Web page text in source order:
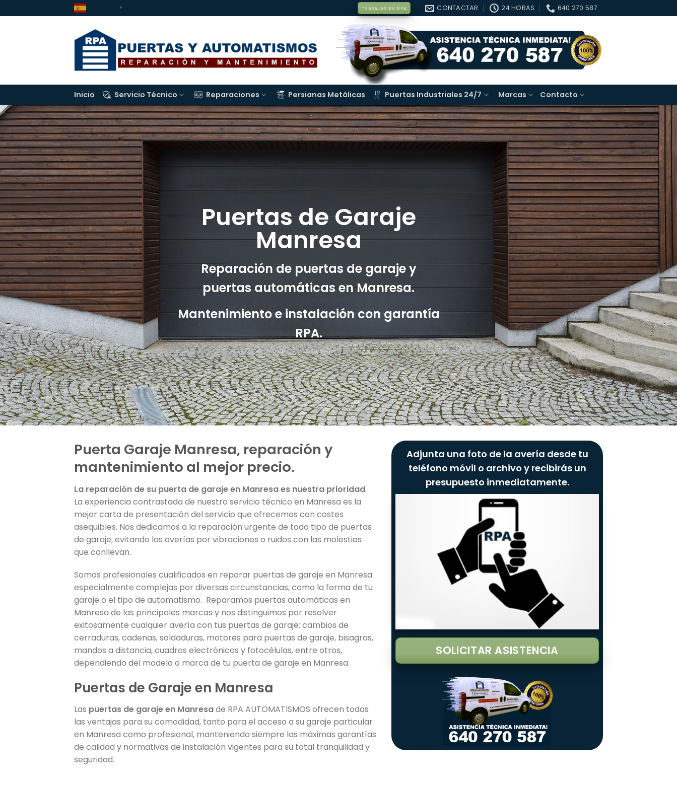
al
▼ TRABAJAR EN RPA CONTACTAR 24 HORAS 640 270 587
Inicio Servicio Técnico Reparaciones Persianas Metálicas Puertas Industriales 24/7 Marcas Contacto
Puertas de Garaje
Manresa
Reparación de puertas de garaje y
puertas automáticas en Manresa.
Mantenimiento e instalación con garantía
RPA.
Puerta Garaje Manresa, reparación y
mantenimiento al mejor precio.
La reparación de su puerta de garaje en Manresa es nuestra prioridad.
La experiencia contrastada de nuestro servicio técnico en Manresa es la
mejor carta de presentación del servicio que ofrecemos con costes
asequibles. Nos dedicamos a la reparación urgente de todo tipo de puertas
de garaje, evitando las averías por vibraciones o ruidos con las molestias
que conllevan.
Somos profesionales cualificados en reparar puertas de garaje en Manresa
especialmente complejas por diversas circunstancias, como la forma de tu
garaje o el tipo de automatismo. Reparamos puertas automáticas en
Manresa de las principales marcas y nos distinguimos por resolver
exitosamente cualquier avería con tus puertas de garaje: cambios de
cerraduras, cadenas, soldaduras, motores para puertas de garaje, bisagras,
mandos a distancia, cuadros electrónicos y fotocélulas, entre otros,
dependiendo del modelo o marca de tu puerta de garaje en Manresa.
Puertas de Garaje en Manresa
Las puertas de garaje en Manresade RPA AUTOMATISMOS ofrecen todas
las ventajas para su comodidad, tanto para el acceso a su garaje particular
en Manresa como profesional, manteniendo siempre las máximas garantías
de calidad y normativas de instalación vigentes para su total tranquilidad y
seguridad.
Adjunta una foto de la avería desde tu
teléfono móvil o archivo y recibirás un
presupuesto inmediatamente.
SOLICITAR ASISTENCIA